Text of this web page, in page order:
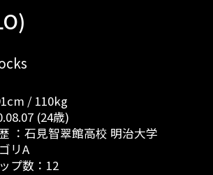
/ 110kg
(24歳)
：石見智翠館高校 明治大学
リA
プ数：12